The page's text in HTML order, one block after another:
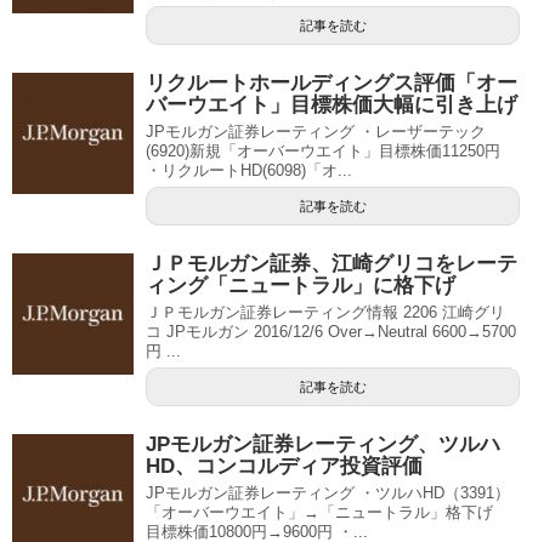
記事を読む
リクルートホールディングス評価「オー
バーウエイト」目標株価大幅に引き上げ
JPモルガン証券レーティング ・レーザーテック
(6920)新規「オーバーウエイト」目標株価11250円
・リクルートHD(6098)「オ...
記事を読む
ＪＰモルガン証券、江崎グリコをレーテ
ィング「ニュートラル」に格下げ
ＪＰモルガン証券レーティング情報 2206 江崎グリ
コ JPモルガン 2016/12/6 Over→Neutral 6600→5700
円 ...
記事を読む
JPモルガン証券レーティング、ツルハ
HD、コンコルディア投資評価
JPモルガン証券レーティング ・ツルハHD（3391）
「オーバーウエイト」→「ニュートラル」格下げ
目標株価10800円→9600円 ・...